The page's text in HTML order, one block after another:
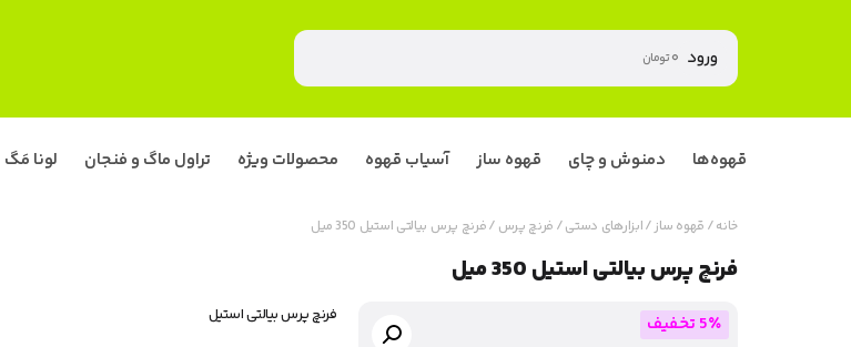
ورود ۰تومان
قهوه‌ها دمنوش و چای قهوه ساز آسیاب قهوه محصولات ویژه تراول ماگ و فنجان لونا مَگ
خانه/ قهوه ساز /ابزارهای دستی/ فرنچ پرس / فرنچ پرس بیالتی استیل 350 میل
فرنچ پرس بیالتی استیل 350 میل
5٪ تخفیف
فرنچ پرس بیالتی استیل